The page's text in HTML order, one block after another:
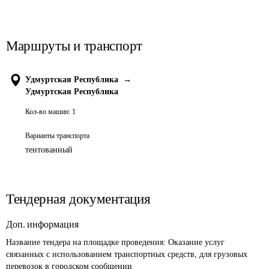
Маршруты и транспорт
Удмуртская Республика
→
Удмуртская Республика
Кол-во машин: 1
Варианты транспорта
тентованный
Тендерная документация
Доп. информация
Название тендера на площадке проведения: Оказание услуг
связанных с использованием транспортных средств, для грузовых
перевозок в городском сообщении